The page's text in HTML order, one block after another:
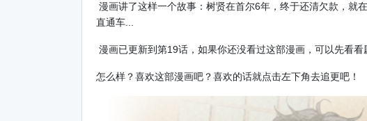
漫画讲了这样一个故事：树贤在首尔6年，终于还清欠款，就
直通车...
漫画已更新到第19话，如果你还没看过这部漫画，可以先看看
怎么样？喜欢这部漫画吧？喜欢的话就点击左下角去追更吧！